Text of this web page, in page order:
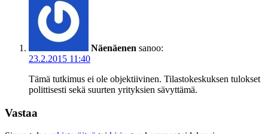
Näenäenen sanoo:
23.2.2015 11:40
Tämä tutkimus ei ole objektiivinen. Tilastokeskuksen tulokset
polittisesti sekä suurten yrityksien sävyttämä.
Vastaa